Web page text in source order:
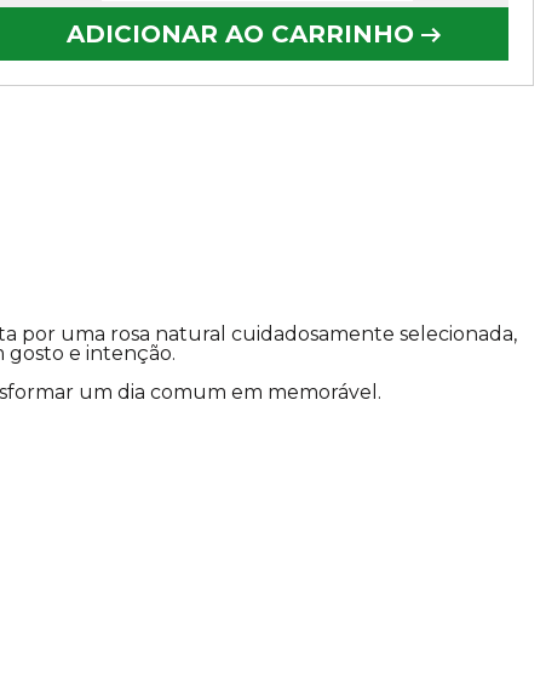
ADICIONAR AO CARRINHO
por uma rosa natural cuidadosamente selecionada,
gosto e intenção.
um dia comum em memorável.